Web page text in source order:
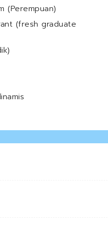
(Perempuan)
(fresh graduate